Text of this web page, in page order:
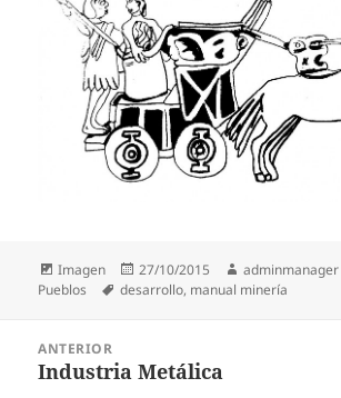
Formato
Imagen
Publicado
el
27/10/2015 Autor
adminmanager
Pueblos
Etiquetas
desarrollo, manual minería
entradas
ANTERIOR
Entrada
Industria Metálica